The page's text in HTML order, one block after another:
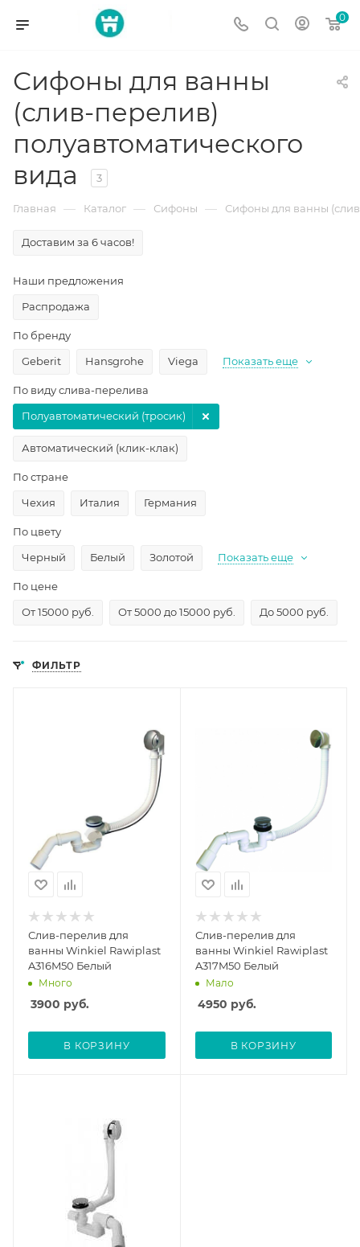
0
Сифоны для ванны
(слив-перелив)
полуавтоматического
вида
3
Главная — Каталог — Сифоны — Сифоны для ванны
Доставим за 6 часов!
Наши предложения
Распродажа
По бренду
Geberit
Hansgrohe Viega Показать еще
По виду слива-перелива
Полуавтоматический (тросик)
Автоматический (клик-клак)
По стране
Чехия
Италия Германия
По цвету
Черный
Белый Золотой Показать еще
По цене
От 15000 руб.
От 5000 до 15000 руб. До 5000 руб.
ФИЛЬТР
Слив-перелив для
ванны Winkiel Rawiplast
A316M50 Белый
Много
3900 руб.
В КОРЗИНУ
Слив-перелив для
ванны Winkiel Rawiplast
A317M50 Белый
Мало
4950 руб.
В КОРЗИНУ